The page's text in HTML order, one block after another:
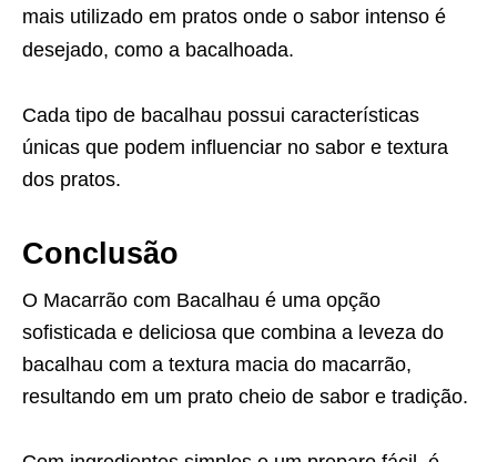
mais utilizado em pratos onde o sabor intenso é
desejado, como a bacalhoada.
Cada tipo de bacalhau possui características
únicas que podem influenciar no sabor e textura
dos pratos.
Conclusão
O Macarrão com Bacalhau é uma opção
sofisticada e deliciosa que combina a leveza do
bacalhau com a textura macia do macarrão,
resultando em um prato cheio de sabor e tradição.